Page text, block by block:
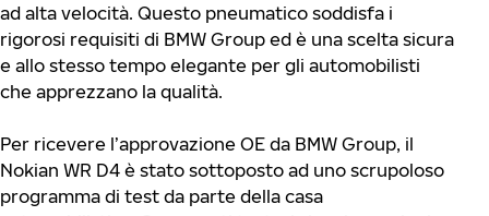
ad alta velocità. Questo pneumatico soddisfa i
rigorosi requisiti di BMW Group ed è una scelta sicura
e allo stesso tempo elegante per gli automobilisti
che apprezzano la qualità.
Per ricevere l’approvazione OE da BMW Group, il
Nokian WR D4 è stato sottoposto ad uno scrupoloso
programma di test da parte della casa